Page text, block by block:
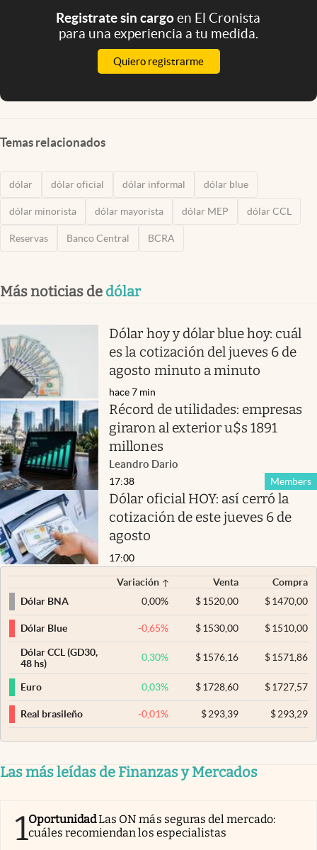
Registrate sin cargoen El Cronista
para una experiencia a tu medida.
Quiero registrarme
Temas relacionados
dólar dólar oficial dólar informal dólar blue
dólar minorista dólar mayorista dólar MEP dólar CCL
Reservas Banco Central BCRA
Más noticias de dólar
Dólar hoy y dólar blue hoy: cuál
es la cotización del jueves 6 de
agosto minuto a minuto
hace 7 min
Récord de utilidades: empresas
giraron al exterior u$s 1891
millones
Leandro Dario
Members
17:38
Dólar oficial HOY: así cerró la
cotización de este jueves 6 de
agosto
17:00
Variación Venta
Compra
Dólar BNA
0,00% $ 1520,00 $1470,00
Dólar Blue -0,65% $ 1530,00 $1510,00
Dólar CCL (GD30,
48 hs)
0,30% $ 1576,16 $1571,86
Euro 0,03% $ 1728,60 $1727,57
Real brasileño -0,01% $ 293,39 $293,29
Las más leídas de Finanzas y Mercados
1OportunidadLas ON más seguras del mercado:
cuáles recomiendan los especialistas